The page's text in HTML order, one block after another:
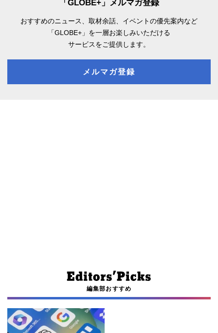
「GLOBE+」メルマガ登録
おすすめのニュース、取材余話、 イベントの優先案内など
「GLOBE+」を一層お楽しみいただける
サービスをご提供します。
メルマガ登録
編集部おすすめ